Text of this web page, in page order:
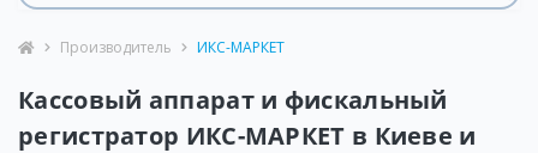
Производитель ИКС-МАРКЕТ
Кассовый аппарат и фискальный
регистратор ИКС-МАРКЕТ в Киеве и